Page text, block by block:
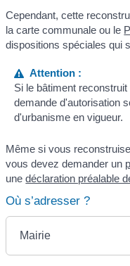
Cependant, cette
la carte communale ou le
dispositions spéciales qui
Attention :
Si le bâtiment
demande d'autorisation
d'urbanisme en vigueur.
Même si vous
vous devez demander un
unedéclaration préalable
Où s’adresser ?
Mairie